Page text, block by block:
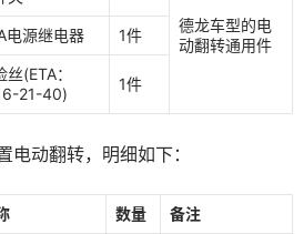
德龙车型的电
动翻转通用件
电源继电器 1件
丝(ETA：
21-40)
1件
动翻转，明细如下：
数量 备注